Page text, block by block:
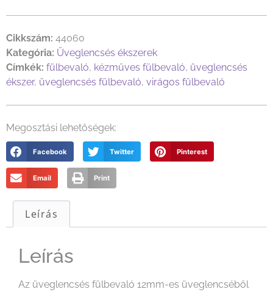
Cikkszám: 44060
Kategória: Üveglencsés ékszerek
Címkék: fülbevaló, kézműves fülbevaló, üveglencsés
ékszer, üveglencsés fülbevaló, virágos fülbevaló
Megosztási lehetőségek:
Facebook Twitter Pinterest
Email Print
Leírás
Leírás
Az üveglencsés fülbevaló 12mm-es üveglencséből